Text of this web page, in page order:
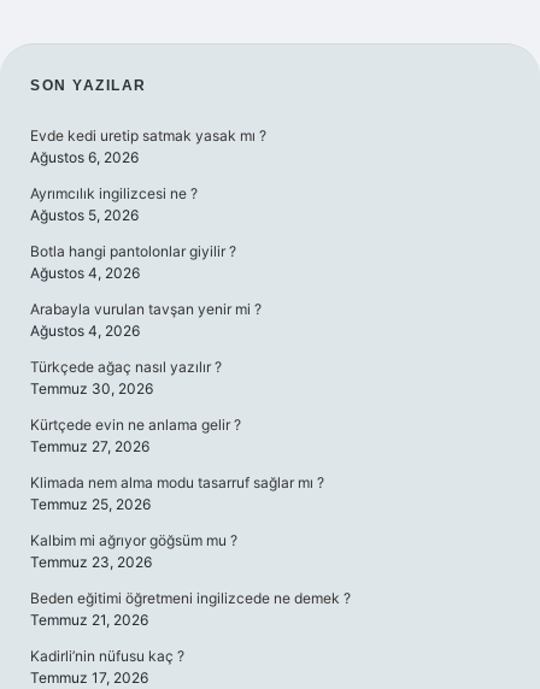
SIDEBAR
SON YAZILAR
Evde kedi uretip satmak yasak mı ?
Ağustos 6, 2026
Ayrımcılık ingilizcesi ne ?
Ağustos 5, 2026
Botla hangi pantolonlar giyilir ?
Ağustos 4, 2026
Arabayla vurulan tavşan yenir mi ?
Ağustos 4, 2026
Türkçede ağaç nasıl yazılır ?
Temmuz 30, 2026
Kürtçede evin ne anlama gelir ?
Temmuz 27, 2026
Klimada nem alma modu tasarruf sağlar mı ?
Temmuz 25, 2026
Kalbim mi ağrıyor göğsüm mu ?
Temmuz 23, 2026
Beden eğitimi öğretmeni ingilizcede ne demek ?
Temmuz 21, 2026
Kadirli’nin nüfusu kaç ?
Temmuz 17, 2026